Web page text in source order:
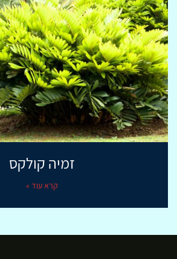
זמיה קולקס
קרא עוד »